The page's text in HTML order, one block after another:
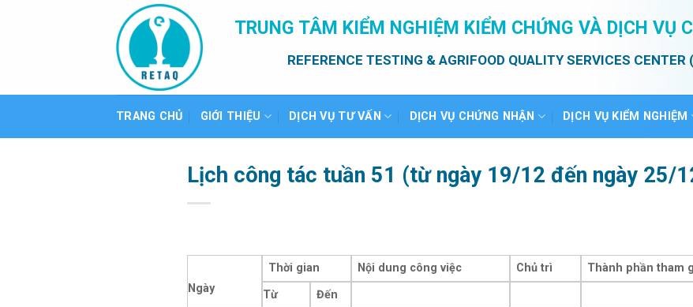
TRUNG TÂM KIỂM NGHIỆM KIỂM CHỨNG VÀ DỊCH VỤ
REFERENCE TESTING & AGRIFOOD QUALITY SERVICES CENTER
TRANG CHỦ GIỚI THIỆU DỊCH VỤ TƯ VẤN DỊCH VỤ CHỨNG NHẬN DỊCH VỤ KIỂM NGHIỆM
Lịch công tác tuần 51 (từ ngày 19/12 đến ngày 25/
Ngày
Thời gian Nội dung công việc Chủ trì Thành phần tham
Từ
Đến